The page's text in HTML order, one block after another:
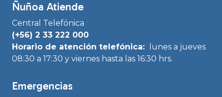
Ñuñoa Atiende
Central Telefónica
(+56) 2 33 222 000
Horario de atención telefónica:
lunes a jueves
08:30 a 17:30 y viernes hasta las 16:30 hrs.
Emergencias